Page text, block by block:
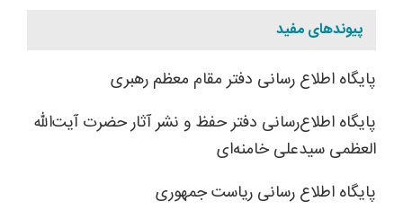
پیوندهای مفید
پایگاه اطلاع رسانی دفتر مقام معظم رهبری
پایگاه اطلاع‌رسانی دفتر حفظ و نشر آثار حضرت آیت‌الله
العظمی سیدعلی خامنه‌ای
پایگاه اطلاع رسانی ریاست جمهوری